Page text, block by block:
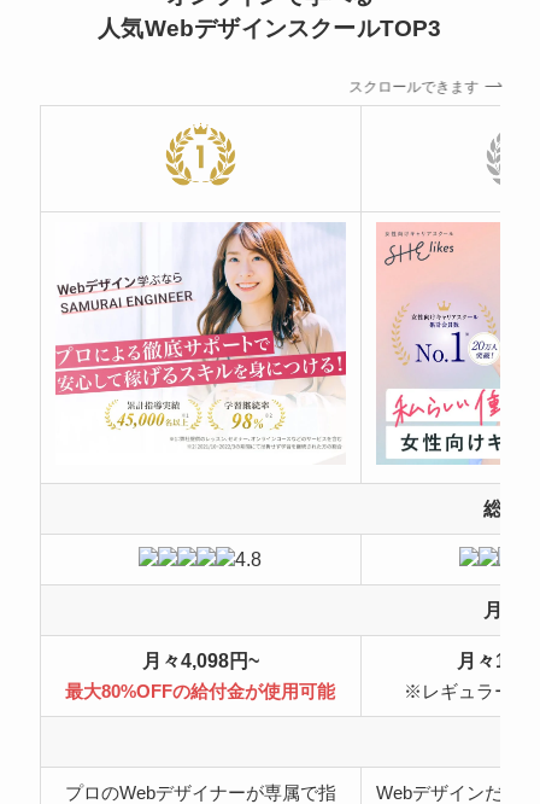
人気WebデザインスクールTOP3
スクロールできます
総合
4.8
月額
月々4,098円~
最大80%OFFの給付金が使用可能
月々
※レギュラープ
プロのWebデザイナーが専属で指
Webデザインだけ